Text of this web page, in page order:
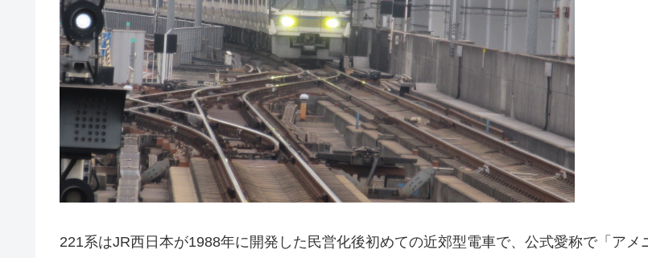
221系はJR西日本が1988年に開発した民営化後初めての近郊型電車で、公式愛称で「アメ